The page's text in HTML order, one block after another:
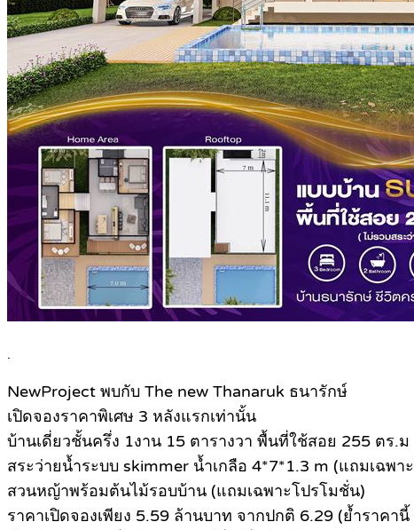
.
NewProject พบกับ The new Thanaruk ธนารักษ์
เปิดจองราคาพิเศษ 3 หลังแรกเท่านั้น
บ้านเดี่ยวชั้นครึ่ง 1งาน 15 ตารางวา พื้นที่ใช้สอย 255 ตร.ม
สระว่ายน้ำระบบ skimmer น้ำเกลือ 4*7*1.3 m (แถมเฉพา
สวนหญ้าพร้อมต้นไม้รอบบ้าน (แถมเฉพาะโปรโมชั่น)
ราคาเปิดจองเพียง 5.59 ล้านบาท จากปกติ 6.29 (ย้ำราคา